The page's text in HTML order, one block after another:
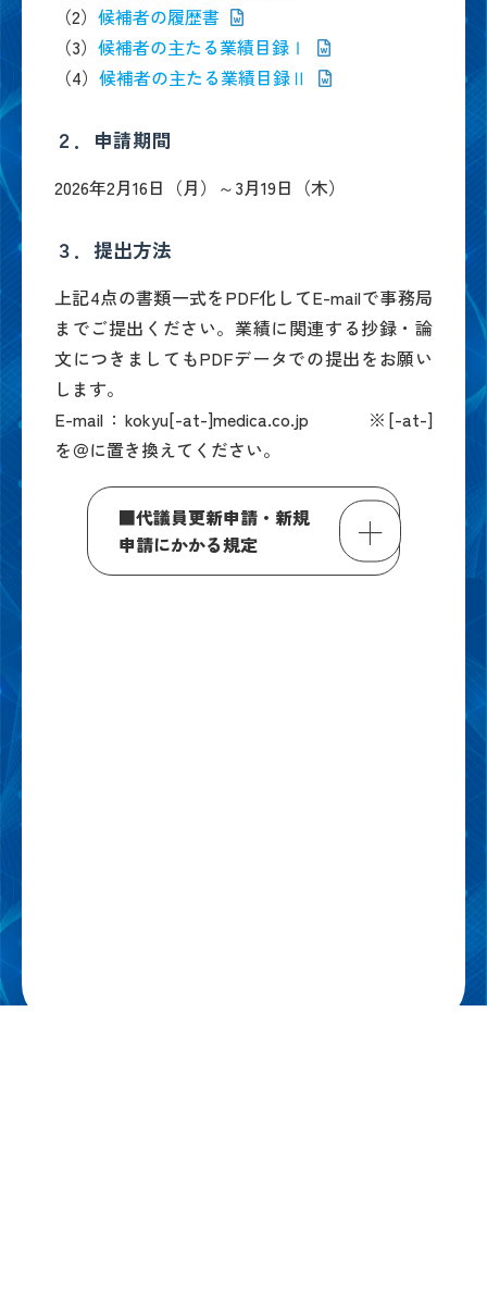
（2） 候補者の履歴書
（3） 候補者の主たる業績目録Ⅰ
（4） 候補者の主たる業績目録Ⅱ
２．申請期間
2026年2月16日（月）～3月19日（木）
３．提出方法
上記4点の書類一式をPDF化してE-mailで事務局
までご提出ください。業績に関連する抄録・論
文につきましてもPDFデータでの提出をお願い
します。
E-mail：kokyu[-at-]medica.co.jp ※[-at-]
を＠に置き換えてください。
■代議員更新申請・新規
申請にかかる規定